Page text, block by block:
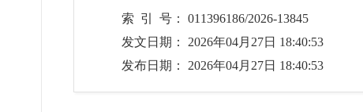
索 引 号： 011396186/2026-13845
发文日期： 2026年04月27日 18:40:53
发布日期： 2026年04月27日 18:40:53